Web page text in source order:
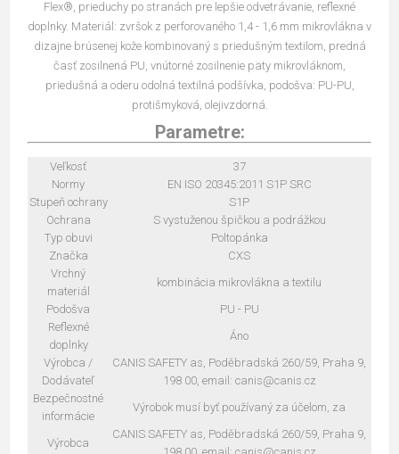
Flex®, prieduchy po stranách pre lepšie odvetrávanie, reflexné
doplnky. Materiál: zvršok z perforovaného 1,4 - 1,6 mm mikrovlákna v
dizajne brúsenej kože kombinovaný s priedušným textilom, predná
časť zosilnená PU, vnútorné zosilnenie päty mikrovláknom,
priedušná a oderu odolná textilná podšívka, podošva: PU-PU,
protišmyková, olejivzdorná.
Parametre:
Veľkosť
37
Normy
EN ISO 20345:2011 S1P SRC
Stupeň ochrany
S1P
Ochrana
S vystuženou špičkou a podrážkou
Typ obuvi
Poltopánka
Značka
CXS
Vrchný
materiál
kombinácia mikrovlákna a textilu
Podošva
PU - PU
Reflexné
doplnky
Áno
Výrobca /
Dodávateľ
CANIS SAFETY as, Poděbradská 260/59, Praha 9,
198 00, email: canis@canis.cz
Bezpečnostné
informácie
Výrobok musí byť používaný za účelom, za
Výrobca
CANIS SAFETY as, Poděbradská 260/59, Praha 9,